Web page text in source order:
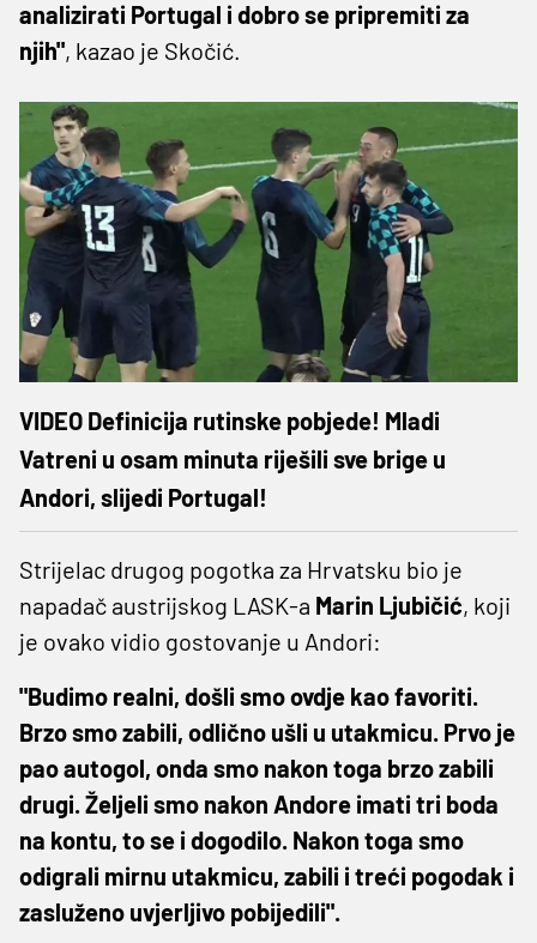
analizirati Portugal i dobro se pripremiti za
njih", kazao je Skočić.
VIDEO Definicija rutinske pobjede! Mladi
Vatreni u osam minuta riješili sve brige u
Andori, slijedi Portugal!
Strijelac drugog pogotka za Hrvatsku bio je
napadač austrijskog LASK-a Marin Ljubičić, koji
je ovako vidio gostovanje u Andori:
"Budimo realni, došli smo ovdje kao favoriti.
Brzo smo zabili, odlično ušli u utakmicu. Prvo je
pao autogol, onda smo nakon toga brzo zabili
drugi. Željeli smo nakon Andore imati tri boda
na kontu, to se i dogodilo. Nakon toga smo
odigrali mirnu utakmicu, zabili i treći pogodak i
zasluženo uvjerljivo pobijedili".